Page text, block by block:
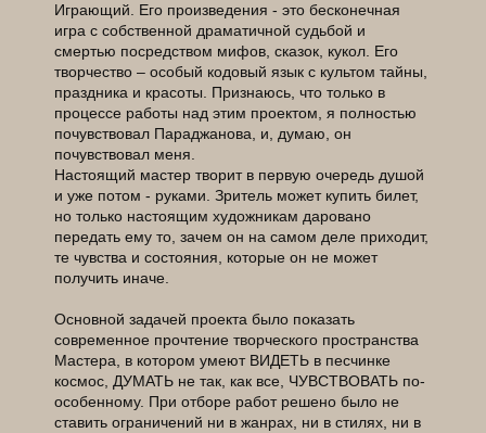
Играющий. Его произведения - это бесконечная
игра с собственной драматичной судьбой и
смертью посредством мифов, сказок, кукол. Его
творчество – особый кодовый язык с культом тайны,
праздника и красоты. Признаюсь, что только в
процессе работы над этим проектом, я полностью
почувствовал Параджанова, и, думаю, он
почувствовал меня.
Настоящий мастер творит в первую очередь душой
и уже потом - руками. Зритель может купить билет,
но только настоящим художникам даровано
передать ему то, зачем он на самом деле приходит,
те чувства и состояния, которые он не может
получить иначе.
Основной задачей проекта было показать
современное прочтение творческого пространства
Мастера, в котором умеют ВИДЕТЬ в песчинке
космос, ДУМАТЬ не так, как все, ЧУВСТВОВАТЬ по-
особенному. При отборе работ решено было не
ставить ограничений ни в жанрах, ни в стилях, ни в